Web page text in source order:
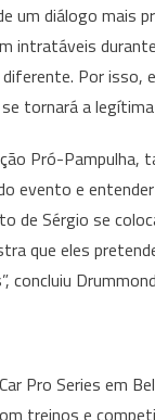
diálogo mais
intratáveis
Por
tornará a
Pró-Pampulha,
evento e
Sérgio se
que eles
concluiu
Pro Series em
treinos e